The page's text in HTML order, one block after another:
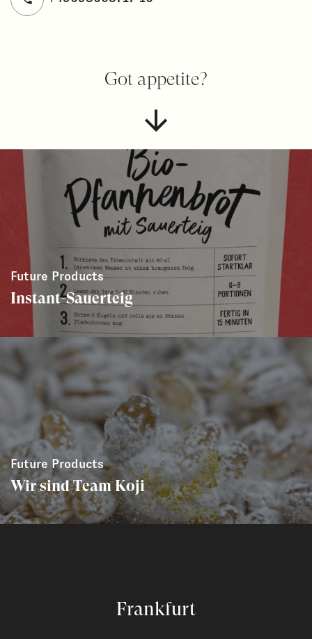
Got appetite?
Future Products
Instant-Sauerteig
Future Products
Wir sind Team Koji
Frankfurt